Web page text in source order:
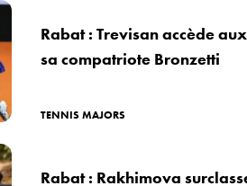
Rabat : Trevisan accède
sa compatriote Bronzetti
TENNIS MAJORS
Rabat : Rakhimova